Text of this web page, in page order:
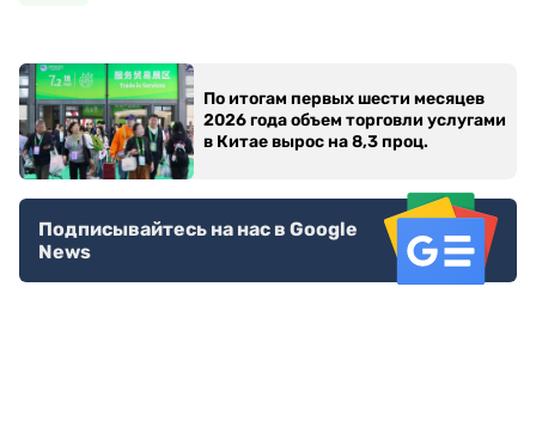
По итогам первых шести месяцев
2026 года объем торговли услугами
в Китае вырос на 8,3 проц.
Подписывайтесь на нас в Google
News